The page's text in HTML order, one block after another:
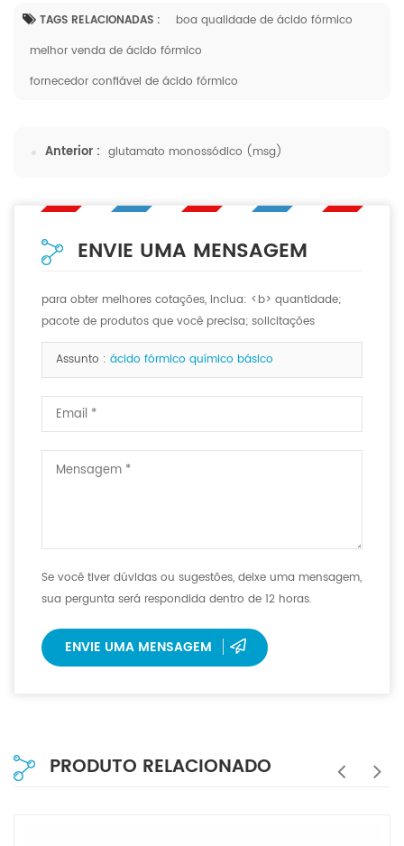
TAGS RELACIONADAS :
boa qualidade de ácido fórmico
melhor venda de ácido fórmico
fornecedor confiável de ácido fórmico
Anterior : glutamato monossódico (msg)
ENVIE UMA MENSAGEM
para obter melhores cotações, inclua: <b> quantidade;
pacote de produtos que você precisa; solicitações
especiais, se houver. <b>
Assunto : ácido fórmico químico básico
Se você tiver dúvidas ou sugestões, deixe uma mensagem,
sua pergunta será respondida dentro de 12 horas.
ENVIE UMA MENSAGEM
PRODUTO RELACIONADO